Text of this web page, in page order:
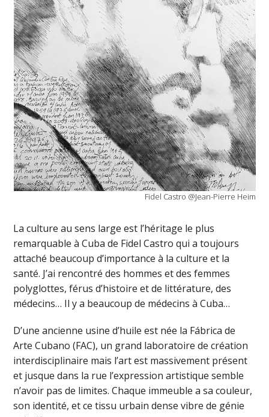
Fidel Castro @Jean-Pierre Heim
La culture au sens large est l’héritage le plus
remarquable à Cuba de Fidel Castro qui a toujours
attaché beaucoup d’importance à la culture et la
santé. J’ai rencontré des hommes et des femmes
polyglottes, férus d’histoire et de littérature, des
médecins… Il y a beaucoup de médecins à Cuba…
D’une ancienne usine d’huile est née la Fábrica de
Arte Cubano (FAC), un grand laboratoire de création
interdisciplinaire mais l’art est massivement présent
et jusque dans la rue l’expression artistique semble
n’avoir pas de limites. Chaque immeuble a sa couleur,
son identité, et ce tissu urbain dense vibre de génie